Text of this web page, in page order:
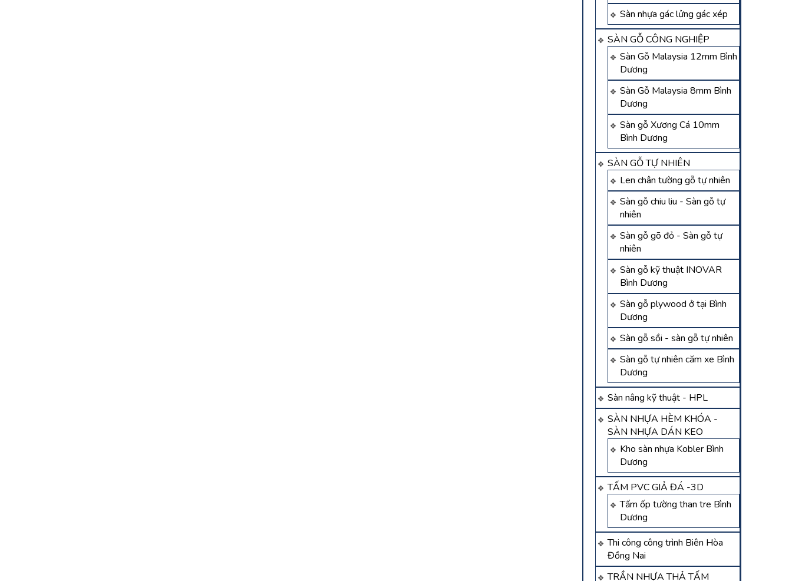
Sàn nhựa gác lửng gác xép
SÀN GỖ CÔNG NGHIỆP
Sàn Gỗ Malaysia 12mm Bình
Dương
Sàn Gỗ Malaysia 8mm Bình
Dương
Sàn gỗ Xương Cá 10mm
Bình Dương
SÀN GỖ TỰ NHIÊN
Len chân tường gỗ tự nhiên
Sàn gỗ chiu liu - Sàn gỗ tự
nhiên
Sàn gỗ gõ đỏ - Sàn gỗ tự
nhiên
Sàn gỗ kỹ thuật INOVAR
Bình Dương
Sàn gỗ plywood ở tại Bình
Dương
Sàn gỗ sồi - sàn gỗ tự nhiên
Sàn gỗ tự nhiên căm xe Bình
Dương
Sàn nâng kỹ thuật - HPL
SÀN NHỰA HÈM KHÓA -
SÀN NHỰA DÁN KEO
Kho sàn nhựa Kobler Bình
Dương
TẤM PVC GIẢ ĐÁ -3D
Tấm ốp tường than tre Bình
Dương
Thi công công trình Biên Hòa
Đồng Nai
TRẦN NHỰA THẢ TẤM